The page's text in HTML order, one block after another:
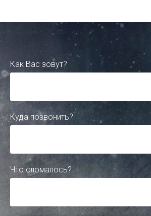
Как Вас зовут?
Куда позвонить?
Что сломалось?